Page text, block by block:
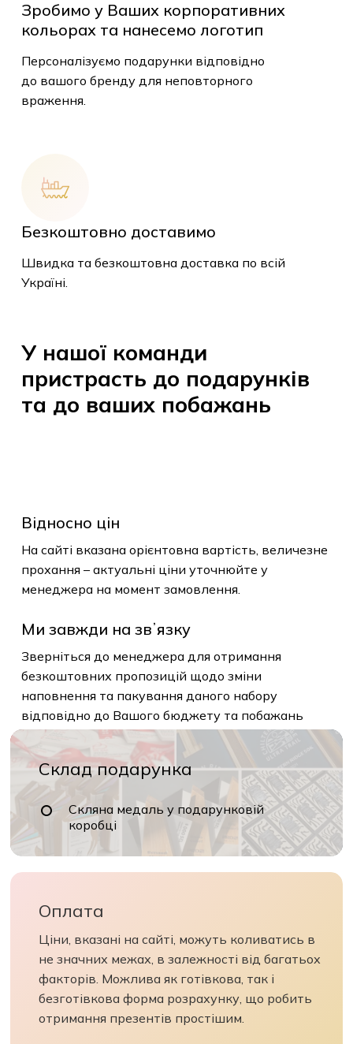
До Магазину
Зробимо у Ваших корпоративних
кольорах та нанесемо логотип
Персоналізуємо подарунки відповідно
до вашого бренду для неповторного
враження.
Безкоштовно доставимо
Швидка та безкоштовна доставка по всій
Україні.
У нашої команди
пристрасть до подарунків
та до ваших побажань
Відносно цін
На сайті вказана орієнтовна вартість, величезне
прохання – актуальні ціни уточнюйте у
менеджера на момент замовлення.
Ми завжди на звʼязку
Зверніться до менеджера для отримання
безкоштовних пропозицій щодо зміни
наповнення та пакування даного набору
відповідно до Вашого бюджету та побажань
Склад подарунка
Скляна медаль у подарунковій
коробці
Оплата
Ціни, вказані на сайті, можуть коливатись в
не значних межах, в залежності від багатьох
факторів. Можлива як готівкова, так і
безготівкова форма розрахунку, що робить
отримання презентів простішим.